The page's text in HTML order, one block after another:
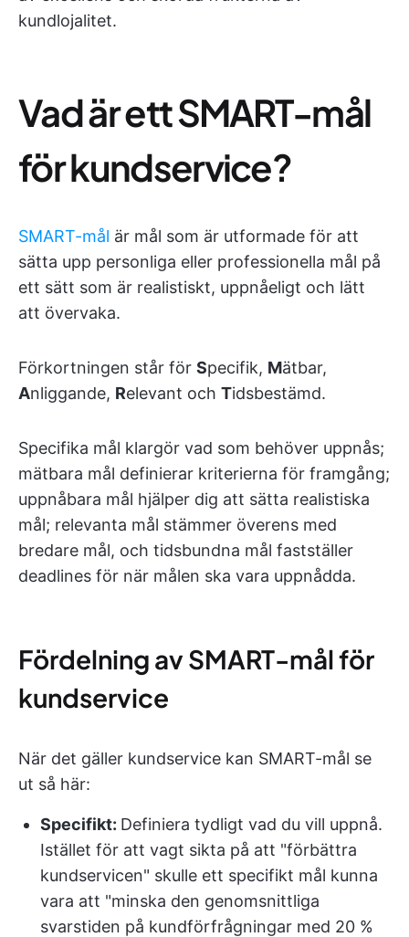
kundlojalitet.
Vad är ett SMART-mål
för kundservice?
SMART-mål är mål som är utformade för att
sätta upp personliga eller professionella mål på
ett sätt som är realistiskt, uppnåeligt och lätt
att övervaka.
Förkortningen står för Specifik, Mätbar,
Anliggande, Relevant och Tidsbestämd.
Specifika mål klargör vad som behöver uppnås;
mätbara mål definierar kriterierna för framgång;
uppnåbara mål hjälper dig att sätta realistiska
mål; relevanta mål stämmer överens med
bredare mål, och tidsbundna mål fastställer
deadlines för när målen ska vara uppnådda.
Fördelning av SMART-mål för
kundservice
När det gäller kundservice kan SMART-mål se
ut så här:
Specifikt: Definiera tydligt vad du vill uppnå.
Istället för att vagt sikta på att "förbättra
kundservicen" skulle ett specifikt mål kunna
vara att "minska den genomsnittliga
svarstiden på kundförfrågningar med 20 %